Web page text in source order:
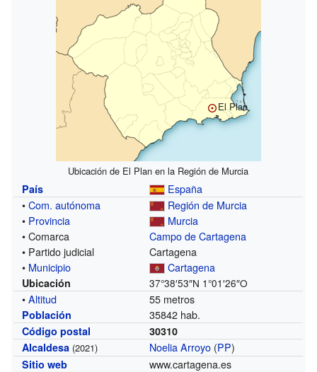
El Plan
Ubicación de El Plan en la Región de Murcia
País
España
•Com. autónoma
Región de Murcia
• Provincia
Murcia
• Comarca
Campo de Cartagena
• Partido judicial
Cartagena
• Municipio Cartagena
Ubicación 37°38′53″N 1°01′26″O
•Altitud 55 metros
Población 35842 hab.
Código postal
30310
Alcaldesa (2021) Noelia Arroyo (PP)
Sitio web www.cartagena.es